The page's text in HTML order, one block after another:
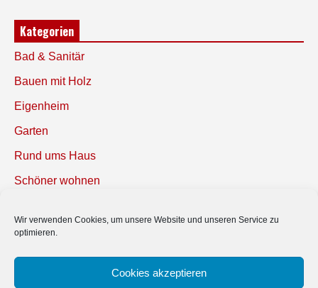
Wir verwenden Cookies, um unsere Website und unseren Service zu
optimieren.
Cookies akzeptieren
Kategorien
Bad & Sanitär
Bauen mit Holz
Eigenheim
Garten
Rund ums Haus
Schöner wohnen